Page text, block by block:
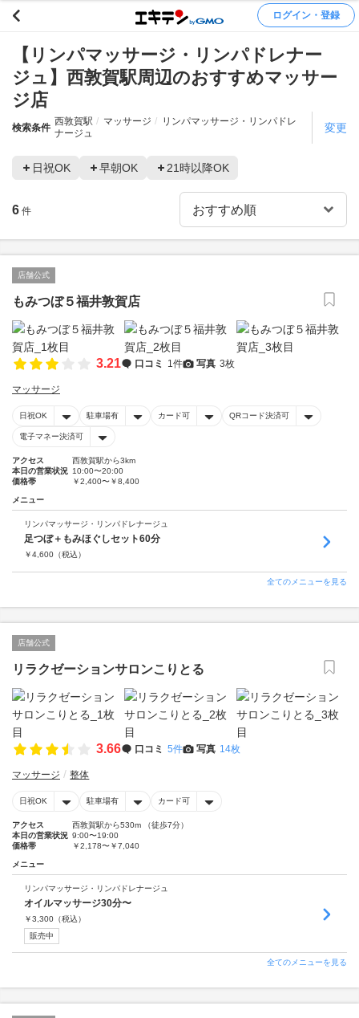
ログイン・登録
【リンパマッサージ・リンパドレナー
ジュ】西敦賀駅周辺のおすすめマッサー
ジ店
検索条件
西敦賀駅 マッサージ
リンパマッサージ・リンパドレ
ナージュ
変更
日祝OK 早朝OK 21時以降OK
6 件
店舗公式
もみつぼ５福井敦賀店
3.21 口コミ 1件 写真 3枚
マッサージ
日祝OK 駐車場有 カード可 QRコード決済可
電子マネー決済可
アクセス
西敦賀駅から3km
本日の営業状況 10:00〜20:00
価格帯
￥2,400〜￥8,400
メニュー
リンパマッサージ・リンパドレナージュ
足つぼ＋もみほぐしセット60分
￥4,600 （税込）
全てのメニューを見る
店舗公式
リラクゼーションサロンこりとる
3.66 口コミ 5件 写真 14枚
マッサージ 整体
日祝OK 駐車場有 カード可
アクセス
西敦賀駅から530m （徒歩7分）
本日の営業状況 9:00〜19:00
価格帯
￥2,178〜￥7,040
メニュー
リンパマッサージ・リンパドレナージュ
オイルマッサージ30分〜
￥3,300 （税込）
販売中
全てのメニューを見る